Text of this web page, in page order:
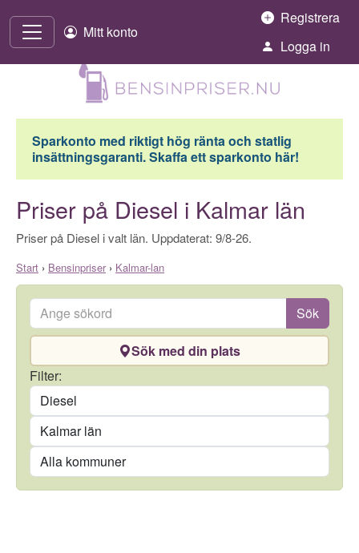
Mitt konto
Registrera
Logga in
Sparkonto med riktigt hög ränta och statlig
insättningsgaranti. Skaffa ett sparkonto här!
Priser på Diesel i Kalmar län
Priser på Diesel i valt län. Uppdaterat: 9/8-26.
Start › Bensinpriser› Kalmar-lan
Ange sökord Sök
Sök med din plats
Filter:
Län
Kommun